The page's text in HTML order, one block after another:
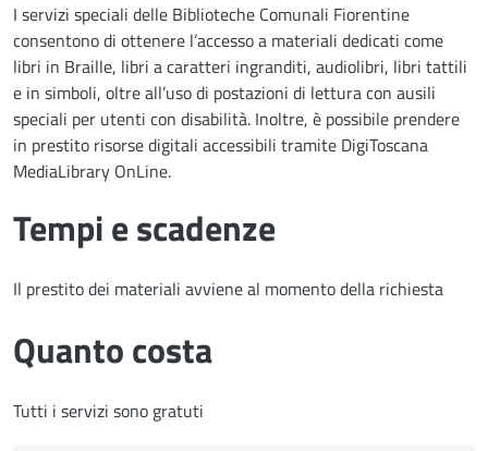
I servizi speciali delle Biblioteche Comunali Fiorentine
consentono di ottenere l’accesso a materiali dedicati come
libri in Braille, libri a caratteri ingranditi, audiolibri, libri tattili
e in simboli, oltre all’uso di postazioni di lettura con ausili
speciali per utenti con disabilità. Inoltre, è possibile prendere
in prestito risorse digitali accessibili tramite DigiToscana
MediaLibrary OnLine.
Tempi e scadenze
Il prestito dei materiali avviene al momento della richiesta
Quanto costa
Tutti i servizi sono gratuti